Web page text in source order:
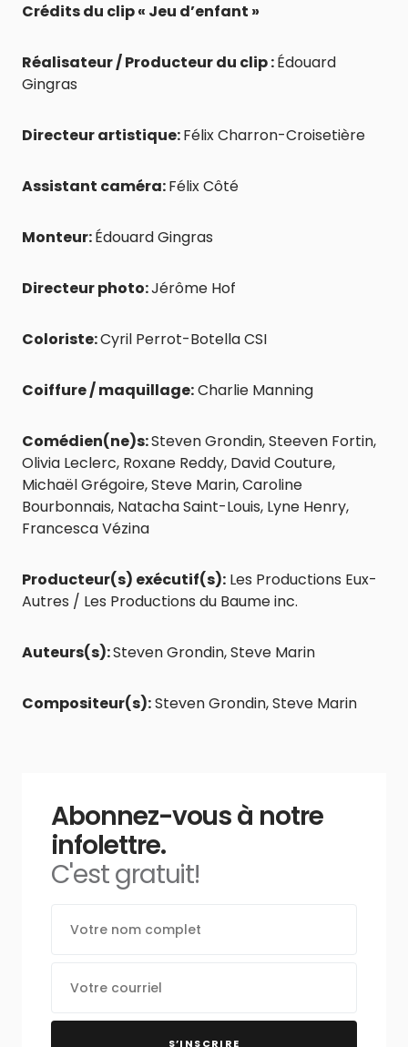
Crédits du clip « Jeu d’enfant »
Réalisateur / Producteur du clip :Édouard
Gingras
Directeur artistique:Félix Charron-Croisetière
Assistant caméra:Félix Côté
Monteur:Édouard Gingras
Directeur photo:Jérôme Hof
Coloriste:Cyril Perrot-Botella CSI
Coiffure / maquillage:Charlie Manning
Comédien(ne)s:Steven Grondin, Steeven Fortin,
Olivia Leclerc, Roxane Reddy, David Couture,
Michaël Grégoire, Steve Marin, Caroline
Bourbonnais, Natacha Saint-Louis, Lyne Henry,
Francesca Vézina
Producteur(s) exécutif(s): Les Productions Eux-
Autres / Les Productions du Baume inc.
Auteurs(s):Steven Grondin, Steve Marin
Compositeur(s):Steven Grondin, Steve Marin
Abonnez-vous à notre
infolettre.
C'est gratuit!
S’INSCRIRE